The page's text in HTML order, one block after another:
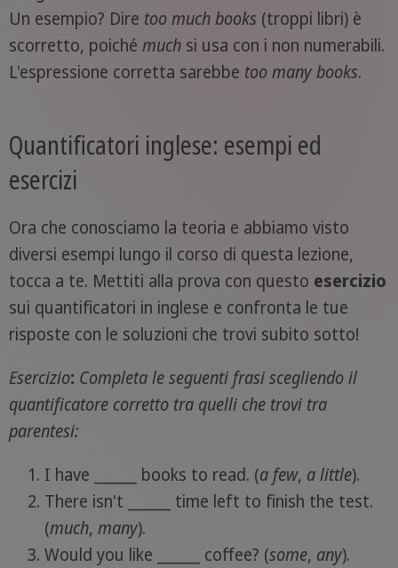
Un esempio? Dire too much books(troppi libri) è
scorretto, poiché muchsi usa con i non numerabili.
L'espressione corretta sarebbe too many books.
Quantificatori inglese: esempi ed
esercizi
Ora che conosciamo la teoria e abbiamo visto
diversi esempi lungo il corso di questa lezione,
tocca a te. Mettiti alla prova con questo esercizio
sui quantificatori in inglese e confronta le tue
risposte con le soluzioni che trovi subito sotto!
Esercizio: Completa le seguenti frasi scegliendo il
quantificatore corretto tra quelli che trovi tra
parentesi:
I have ______ books to read. (a few, a little).
There isn't ______ time left to finish the test.
(much, many).
Would you like ______ coffee? (some, any).